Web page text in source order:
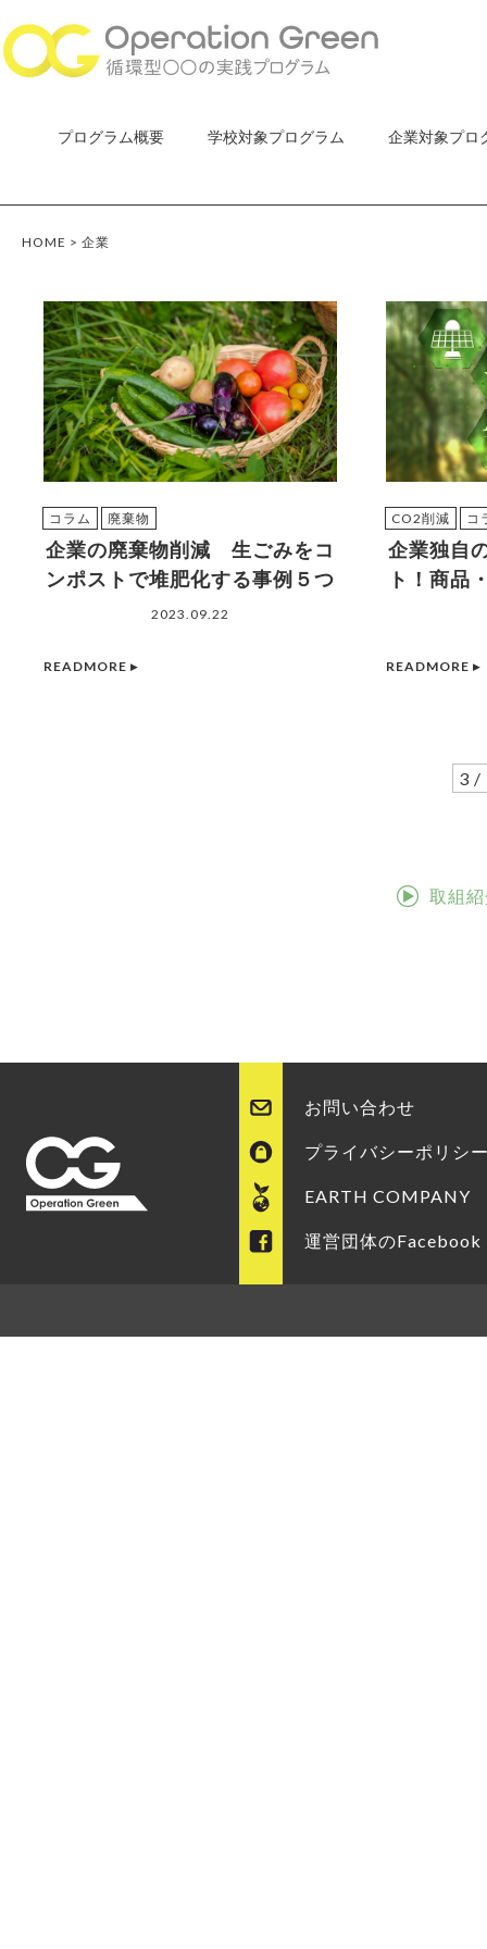
プログラム概要 学校対象プログラム 企業対象プロ
HOME > 企業
コラム 廃棄物
企業の廃棄物削減 生ごみをコ
ンポストで堆肥化する事例５つ
2023.09.22
READMORE ▸
CO2削減 コ
企業独自
ト！商品
READMORE ▸
3 /
取組
お問い合わせ
プライバシーポリシ
EARTH COMPANY
運営団体のFacebook